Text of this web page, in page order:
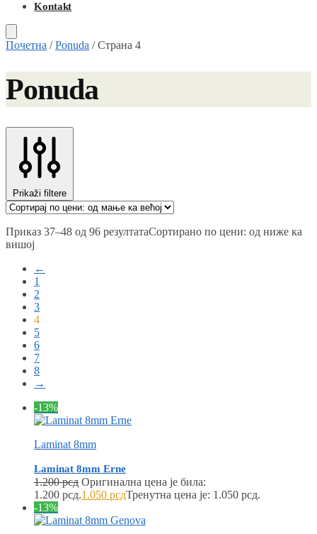
Kontakt
Почетна /Ponuda /Страна 4
Ponuda
Prikaži filtere
Приказ 37–48 од 96 резултатаСортирано по цени: од ниже ка
вишој
←
1
2
3
4
5
6
7
8
→
-13%
Laminat 8mm
Laminat 8mm Erne
1.200рсд Оригинална цена је била:
1.200 рсд.1.050 рсдТренутна цена је: 1.050 рсд.
-13%